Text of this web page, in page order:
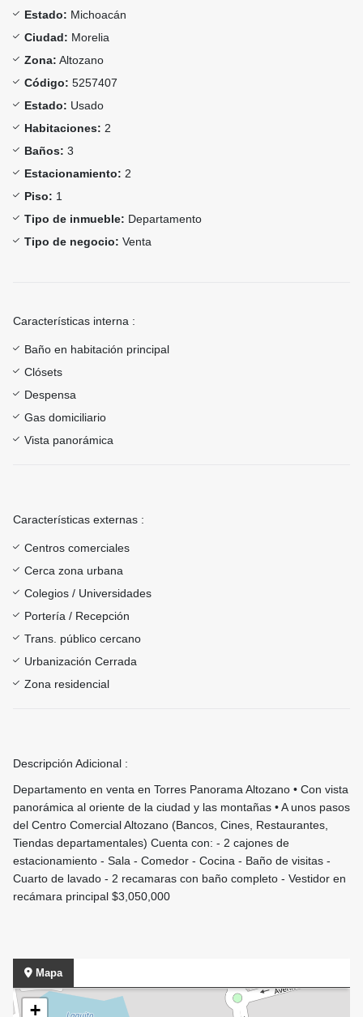
Estado: Michoacán
Ciudad: Morelia
Zona: Altozano
Código: 5257407
Estado: Usado
Habitaciones: 2
Baños: 3
Estacionamiento: 2
Piso: 1
Tipo de inmueble: Departamento
Tipo de negocio: Venta
Características interna :
Baño en habitación principal
Clósets
Despensa
Gas domiciliario
Vista panorámica
Características externas :
Centros comerciales
Cerca zona urbana
Colegios / Universidades
Portería / Recepción
Trans. público cercano
Urbanización Cerrada
Zona residencial
Descripción Adicional :
Departamento en venta en Torres Panorama Altozano • Con vista
panorámica al oriente de la ciudad y las montañas • A unos pasos
del Centro Comercial Altozano (Bancos, Cines, Restaurantes,
Tiendas departamentales) Cuenta con: - 2 cajones de
estacionamiento - Sala - Comedor - Cocina - Baño de visitas -
Cuarto de lavado - 2 recamaras con baño completo - Vestidor en
recámara principal $3,050,000
Mapa
+